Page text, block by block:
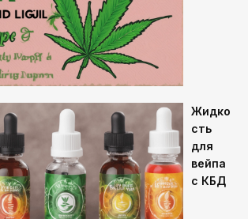
Жидко
сть
для
вейпа
с КБД